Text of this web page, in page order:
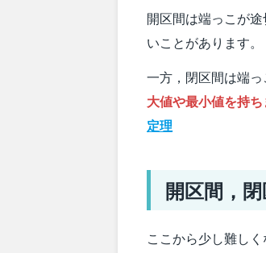
開区間は端っこが
いことがあります。
一方，閉区間は端っ
大値や最小値を持
定理
開区間，
ここから少し難し